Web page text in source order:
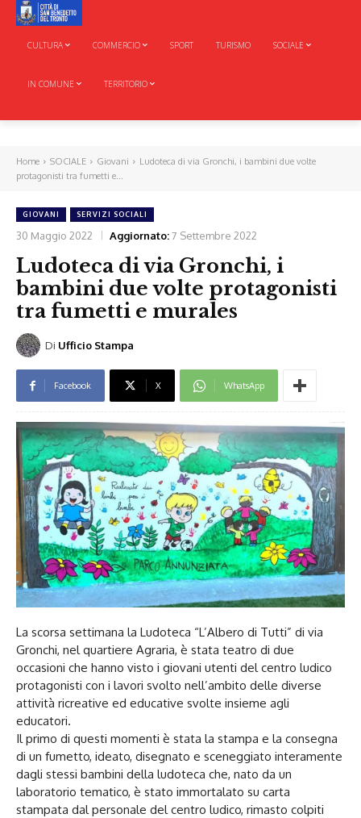
CULTURA COMMERCIO SPORT TURISMO SOCIALE
IN COMUNE TERRITORIO
Home SOCIALE Giovani
Ludoteca di via Gronchi, i bambini due volte
protagonisti tra fumetti e...
GIOVANI SERVIZI SOCIALI
30 Maggio 2022 Aggiornato:7 Settembre 2022
Ludoteca di via Gronchi, i
bambini due volte protagonisti
tra fumetti e murales
Di Ufficio Stampa
Facebook X WhatsApp
La scorsa settimana la Ludoteca “L’Albero di Tutti” di via
Gronchi, nel quartiere Agraria, è stata teatro di due
occasioni che hanno visto i giovani utenti del centro ludico
protagonisti con i lavori svolto nell’ambito delle diverse
attività ricreative ed educative svolte insieme agli
educatori.
Il primo di questi momenti è stata la stampa e la consegna
di un fumetto, ideato, disegnato e sceneggiato interamente
dagli stessi bambini della ludoteca che, nato da un
laboratorio tematico, è stato immortalato su carta
stampata dal personale del centro ludico, rimasto colpiti